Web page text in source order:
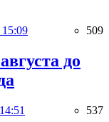
15:09 509
до
537